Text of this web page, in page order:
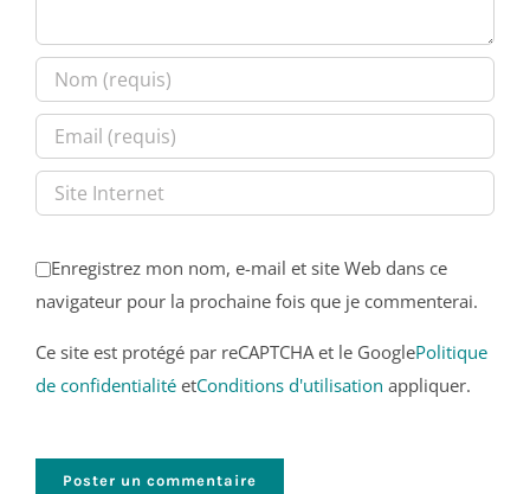
Enregistrez mon nom, e-mail et site Web dans ce
navigateur pour la prochaine fois que je commenterai.
Ce site est protégé par reCAPTCHA et le GooglePolitique
de confidentialité etConditions d'utilisation appliquer.